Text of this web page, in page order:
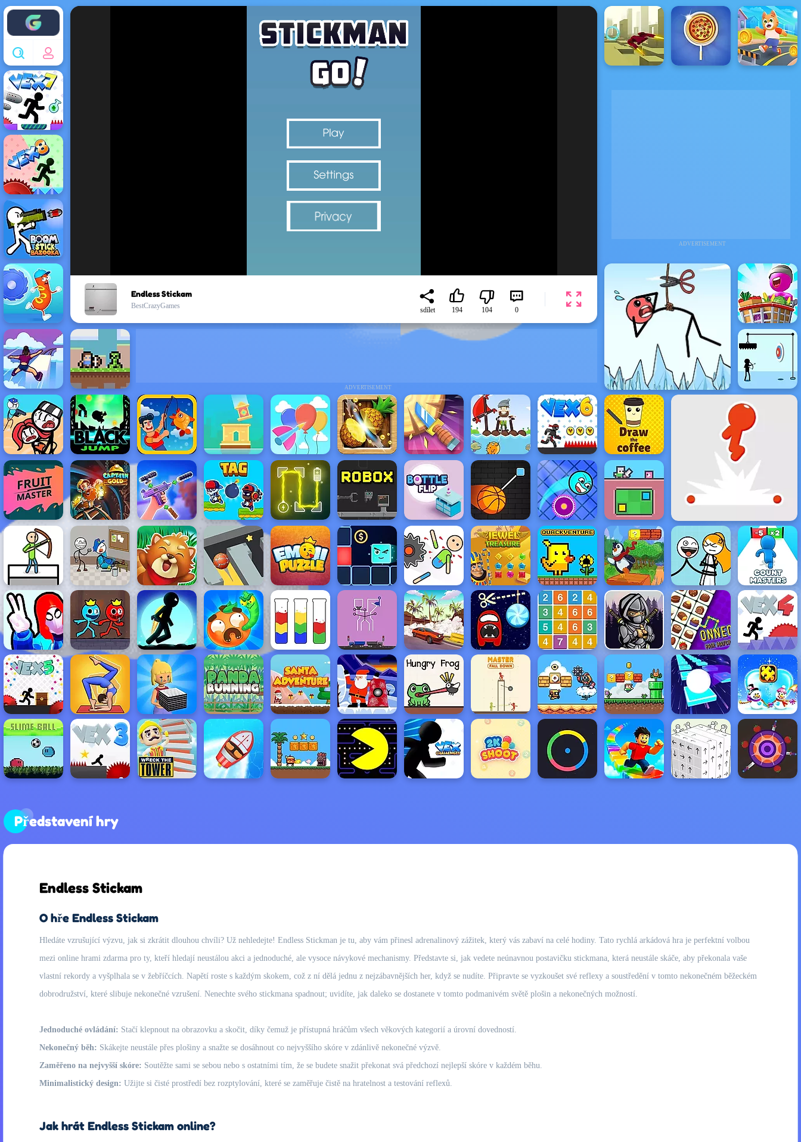
Enjoy4fun
ADVERTISEMENT
ADVERTISEMENT
Endless Stickam
BestCrazyGames
sdílet 194 104 0
Představení hry
Endless Stickam
O hře Endless Stickam
Hledáte vzrušující výzvu, jak si zkrátit dlouhou chvíli? Už nehledejte! Endless Stickman je tu, aby vám přinesl adrenalinový zážitek, který vás zabaví na celé hodiny. Tato rychlá arkádová hra je perfektní volbou
mezi online hrami zdarma pro ty, kteří hledají neustálou akci a jednoduché, ale vysoce návykové mechanismy. Představte si, jak vedete neúnavnou postavičku stickmana, která neustále skáče, aby překonala vaše
vlastní rekordy a vyšplhala se v žebříčcích. Napětí roste s každým skokem, což z ní dělá jednu z nejzábavnějších her, když se nudíte. Připravte se vyzkoušet své reflexy a soustředění v tomto nekonečném běžeckém
dobrodružství, které slibuje nekonečné vzrušení. Nenechte svého stickmana spadnout; uvidíte, jak daleko se dostanete v tomto podmanivém světě plošin a nekonečných možností.
Jednoduché ovládání: Stačí klepnout na obrazovku a skočit, díky čemuž je přístupná hráčům všech věkových kategorií a úrovní dovedností.
Nekonečný běh: Skákejte neustále přes plošiny a snažte se dosáhnout co nejvyššího skóre v zdánlivě nekonečné výzvě.
Zaměřeno na nejvyšší skóre: Soutěžte sami se sebou nebo s ostatními tím, že se budete snažit překonat svá předchozí nejlepší skóre v každém běhu.
Minimalistický design: Užijte si čisté prostředí bez rozptylování, které se zaměřuje čistě na hratelnost a testování reflexů.
Jak hrát Endless Stickam online?